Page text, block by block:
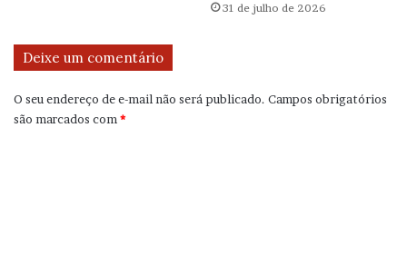
31 de julho de 2026
Deixe um comentário
O seu endereço de e-mail não será publicado. Campos obrigatórios
são marcados com*